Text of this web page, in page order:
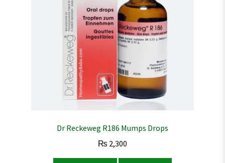
Dr Reckeweg R186 Mumps Drops
₨ 2,300